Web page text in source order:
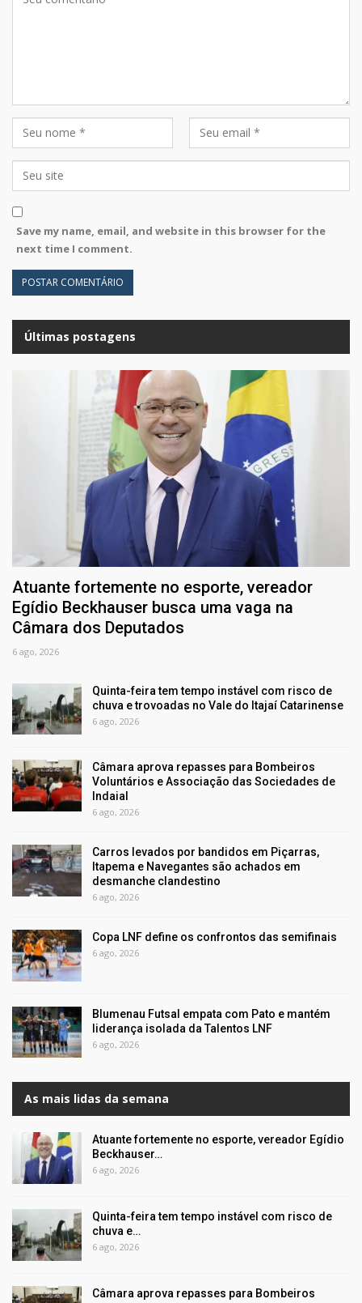
Save my name, email, and website in this browser for the
next time I comment.
Últimas postagens
Atuante fortemente no esporte, vereador
Egídio Beckhauser busca uma vaga na
Câmara dos Deputados
6 ago, 2026
Quinta-feira tem tempo instável com risco de
chuva e trovoadas no Vale do Itajaí Catarinense
6 ago, 2026
Câmara aprova repasses para Bombeiros
Voluntários e Associação das Sociedades de
Indaial
6 ago, 2026
Carros levados por bandidos em Piçarras,
Itapema e Navegantes são achados em
desmanche clandestino
6 ago, 2026
Copa LNF define os confrontos das semifinais
6 ago, 2026
Blumenau Futsal empata com Pato e mantém
liderança isolada da Talentos LNF
6 ago, 2026
As mais lidas da semana
Atuante fortemente no esporte, vereador Egídio
Beckhauser…
6 ago, 2026
Quinta-feira tem tempo instável com risco de
chuva e…
6 ago, 2026
Câmara aprova repasses para Bombeiros